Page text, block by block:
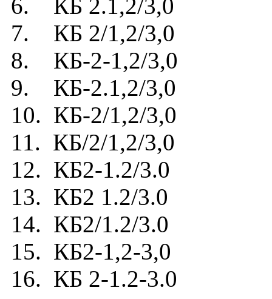
6. КБ 2.1,2/3,0
7. КБ 2/1,2/3,0
8. КБ-2-1,2/3,0
9. КБ-2.1,2/3,0
10. КБ-2/1,2/3,0
11. КБ/2/1,2/3,0
12. КБ2-1.2/3.0
13. КБ2 1.2/3.0
14. КБ2/1.2/3.0
15. КБ2-1,2-3,0
16. КБ 2-1.2-3.0